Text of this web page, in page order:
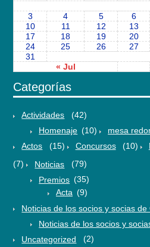
« Jul
3
4 5 6
10
11 12 13
17
18 19 20
24
25 26 27
31
Categorías
Actividades
(42)
Homenaje (10) mesa
Actos
(15) Concursos (10)
(7)
Noticias
(79)
Premios (35)
Acta (9)
Noticias de los socios y socias de
Noticias de los socios y
Uncategorized
(2)